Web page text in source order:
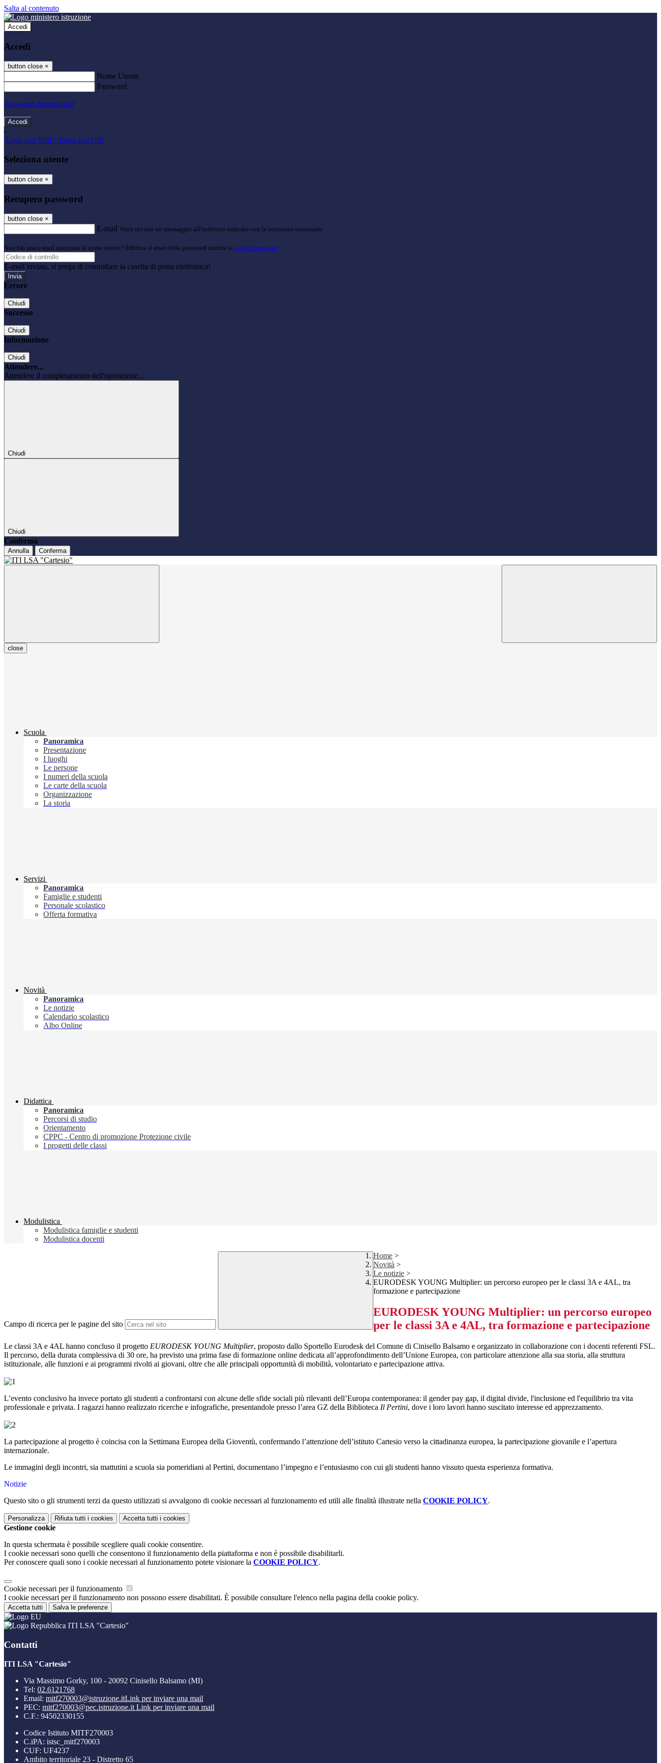
Salta al contenuto
Accedi
Accedi
button close ×
Nome Utente
Password
Password dimenticata?
-
Entra con SPID Entra con CIE
Seleziona utente
button close ×
Recupero password
button close ×
E-mail Verrà inviato un messaggio all'indirizzo indicato con le istruzioni necessarie.
Non hai una e-mail associata al nome utente? Effettua il reset della password tramite la Login Spaggiari
E-mail inviata, si prega di controllare la casella di posta elettronica!
Errore
Chiudi
Successo
Chiudi
Informazione
Chiudi
Attendere...
Attendere il completamento dell'operazione...
Chiudi
Chiudi
Conferma
Annulla Conferma
close
Scuola
Panoramica
Presentazione
I luoghi
Le persone
I numeri della scuola
Le carte della scuola
Organizzazione
La storia
Servizi
Panoramica
Famiglie e studenti
Personale scolastico
Offerta formativa
Novità
Panoramica
Le notizie
Calendario scolastico
Albo Online
Didattica
Panoramica
Percorsi di studio
Orientamento
CPPC - Centro di promozione Protezione civile
I progetti delle classi
Modulistica
Modulistica famiglie e studenti
Modulistica docenti
Campo di ricerca per le pagine del sito
Home >
Novità >
Le notizie >
EURODESK YOUNG Multiplier: un percorso europeo per le classi 3A e 4AL, tra
formazione e partecipazione
EURODESK YOUNG Multiplier: un percorso europeo
per le classi 3A e 4AL, tra formazione e partecipazione
Le classi 3A e 4AL hanno concluso il progetto EURODESK YOUNG Multiplier, proposto dallo Sportello Eurodesk del Comune di Cinisello Balsamo e organizzato in collaborazione con i docenti referenti FSL.
Il percorso, della durata complessiva di 30 ore, ha previsto una prima fase di formazione online dedicata all’approfondimento dell’Unione Europea, con particolare attenzione alla sua storia, alla struttura
istituzionale, alle funzioni e ai programmi rivolti ai giovani, oltre che alle principali opportunità di mobilità, volontariato e partecipazione attiva.
L’evento conclusivo ha invece portato gli studenti a confrontarsi con alcune delle sfide sociali più rilevanti dell’Europa contemporanea: il gender pay gap, il digital divide, l'inclusione ed l'equilibrio tra vita
professionale e privata. I ragazzi hanno realizzato ricerche e infografiche, presentandole presso l’area GZ della Biblioteca Il Pertini, dove i loro lavori hanno suscitato interesse ed apprezzamento.
La partecipazione al progetto è coincisa con la Settimana Europea della Gioventù, confermando l’attenzione dell’istituto Cartesio verso la cittadinanza europea, la partecipazione giovanile e l’apertura
internazionale.
Le immagini degli incontri, sia mattutini a scuola sia pomeridiani al Pertini, documentano l’impegno e l’entusiasmo con cui gli studenti hanno vissuto questa esperienza formativa.
Notizie
Questo sito o gli strumenti terzi da questo utilizzati si avvalgono di cookie necessari al funzionamento ed utili alle finalità illustrate nella COOKIE POLICY.
Personalizza Rifiuta tutti i cookies Accetta tutti i cookies
Gestione cookie
In questa schermata è possibile scegliere quali cookie consentire.
I cookie necessari sono quelli che consentono il funzionamento della piattaforma e non è possibile disabilitarli.
Per conoscere quali sono i cookie necessari al funzionamento potete visionare la COOKIE POLICY.
Cookie necessari per il funzionamento
I cookie necessari per il funzionamento non possono essere disabilitati. È possibile consultare l'elenco nella pagina della cookie policy.
Accetta tutti Salva le preferenze
ITI LSA "Cartesio"
Contatti
ITI LSA "Cartesio"
Via Massimo Gorky, 100 - 20092 Cinisello Balsamo (MI)
Tel: 02.6121768
Email: mitf270003@istruzione.itLink per inviare una mail
PEC: mitf270003@pec.istruzione.it Link per inviare una mail
C.F.: 94502330155
Codice Istituto MITF270003
C.iPA: istsc_mitf270003
CUF: UF4237
Ambito territoriale 23 - Distretto 65